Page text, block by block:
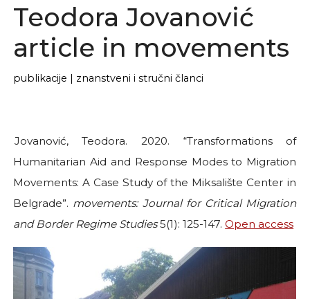
Teodora Jovanović
article in movements
publikacije | znanstveni i stručni članci
Jovanović, Teodora. 2020. “Transformations of
Humanitarian Aid and Response Modes to Migration
Movements: A Case Study of the Miksalište Center in
Belgrade”. movements: Journal for Critical Migration
and Border Regime Studies5(1): 125-147.Open access